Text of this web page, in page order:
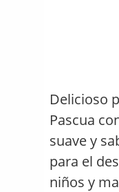
Delicioso
Pascua
suave y
para el
niños y